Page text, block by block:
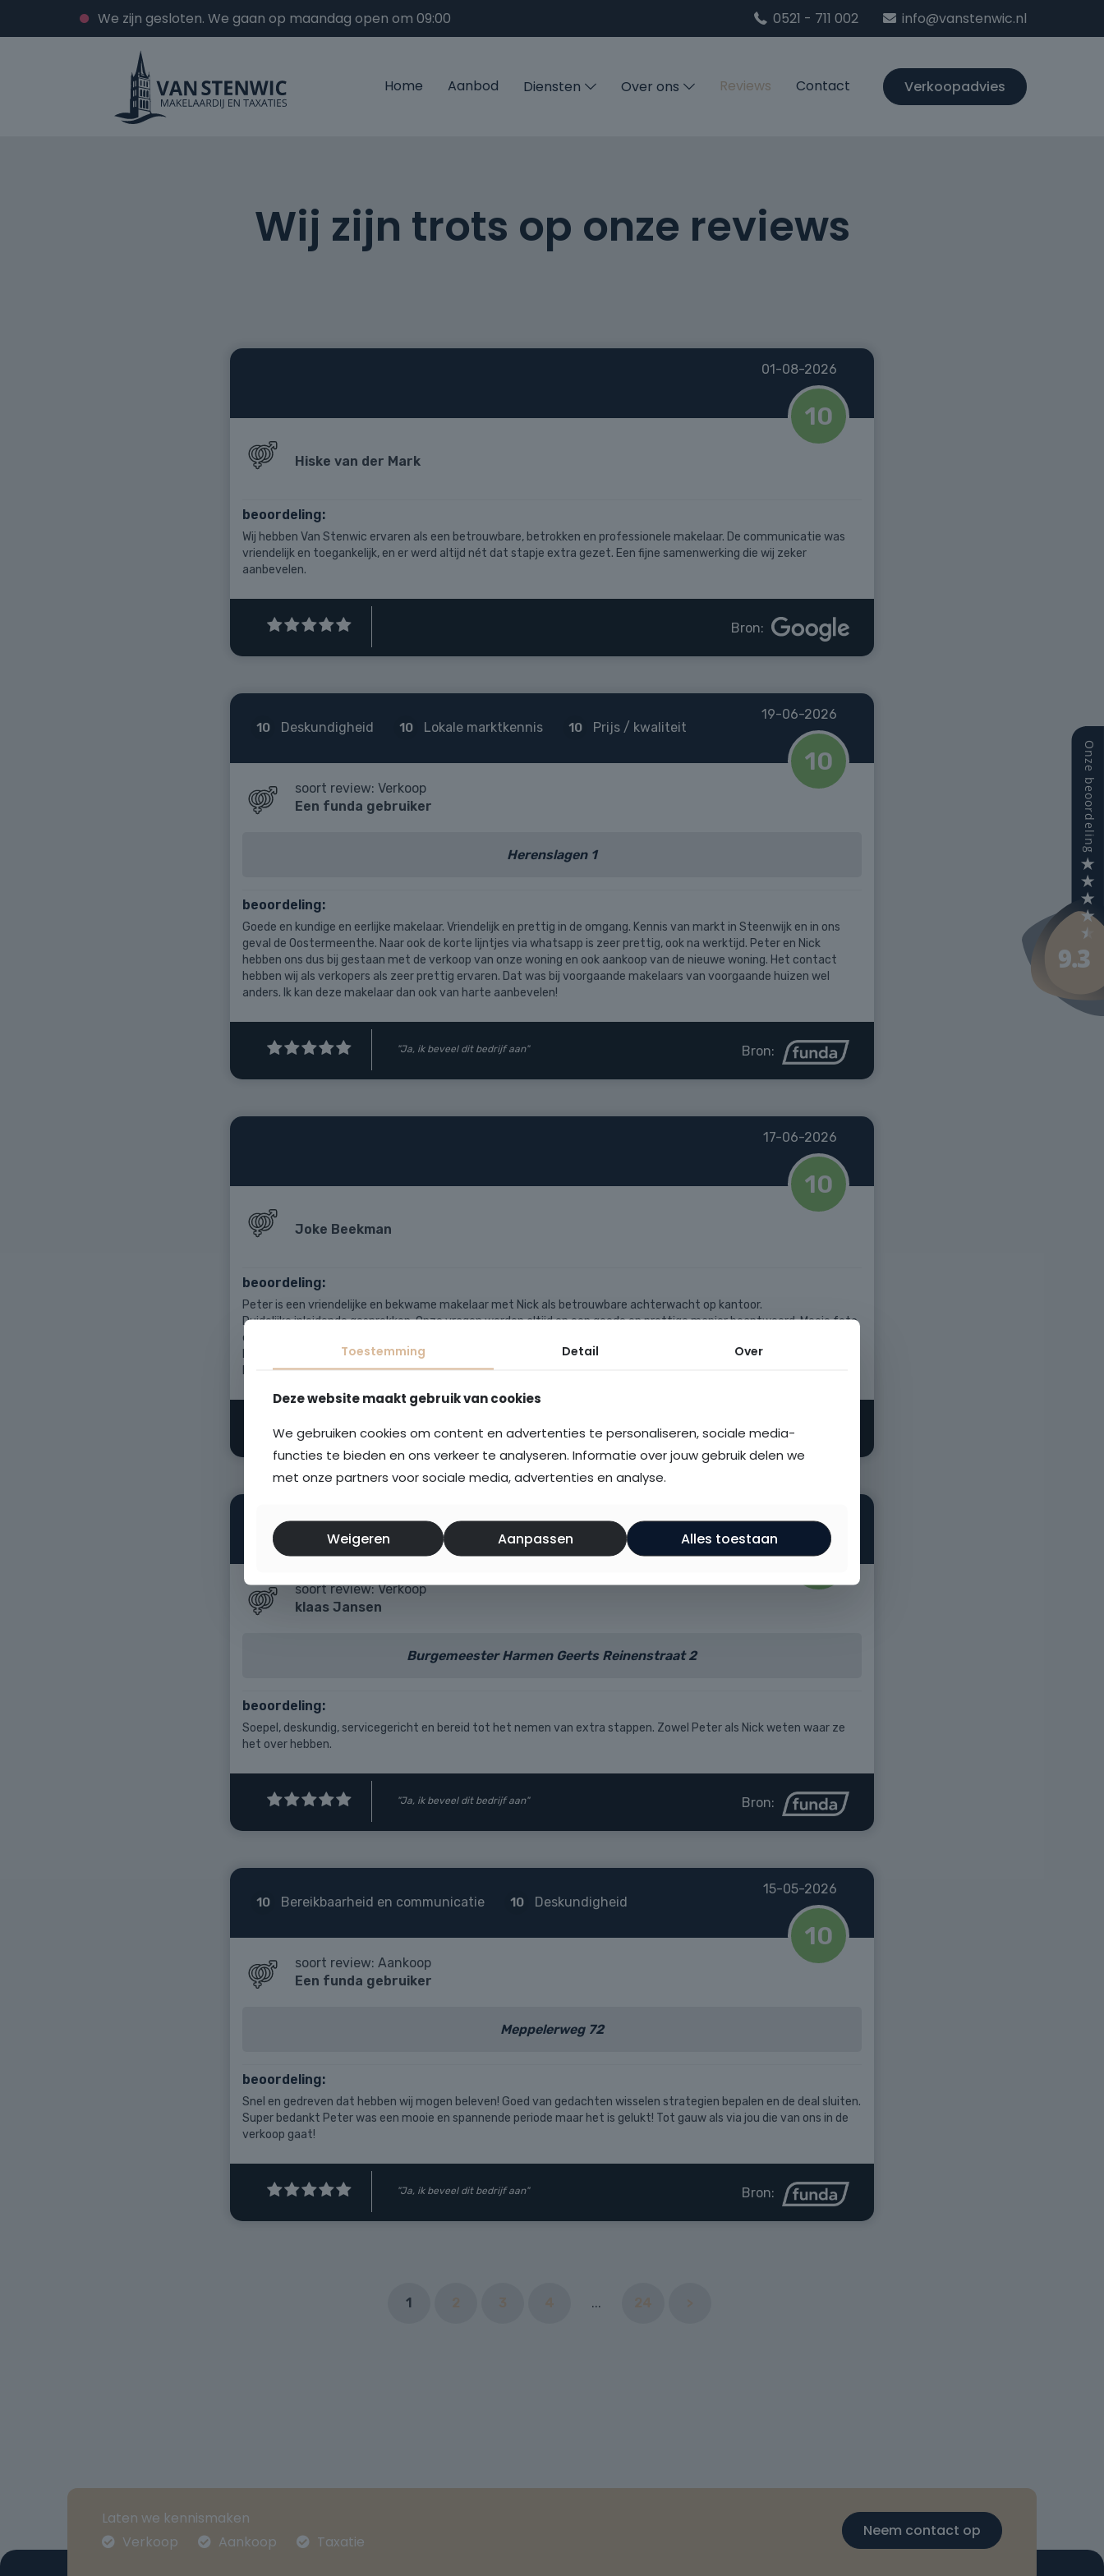
We zijn gesloten. We gaan op maandag open om 09:00 0521 - 711 002 info@vanstenwic.nl
Home Aanbod Diensten Over ons Reviews Contact Verkoopadvies
Wij zijn trots op onze reviews
Laten we kennismaken
Verkoop
Aankoop Taxatie
Neem contact op
Toestemming Detail Over
Deze website maakt gebruik van cookies
We gebruiken cookies om content en advertenties te personaliseren, sociale media-
functies te bieden en ons verkeer te analyseren. Informatie over jouw gebruik delen we
met onze partners voor sociale media, advertenties en analyse.
Weigeren Aanpassen Alles toestaan